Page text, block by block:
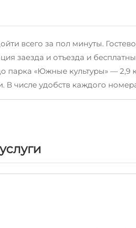
всего за пол минуты.
заезда и отъезда и
парка «Южные культуры» — 2,9
В числе удобств каждого
дома «"АЛЁНКА" номера у
и занятия лыжным